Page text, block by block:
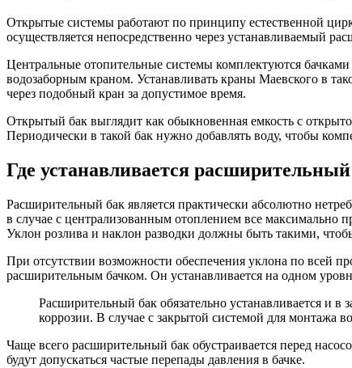
Открытые системы работают по принципу естественной
осуществляется непосредственно через устанавливаемый
Центральные отопительные системы комплектуются
водозаборным краном. Устанавливать краны Маевского в
через подобный кран за допустимое время.
Открытый бак выглядит как обыкновенная емкость с
Периодически в такой бак нужно добавлять воду, чтобы
Где устанавливается
Расширительный бак является практически абсолютно
в случае с централизованным отоплением все максимально
Уклон розлива и наклон разводки должны быть такими,
При отсутствии возможности обеспечения уклона по всей
расширительным бачком. Он устанавливается на одном
Расширительный бак обязательно устанавливается и в
коррозии. В случае с закрытой системой для монтажа
Чаще всего расширительный бак обустраивается перед
будут допускаться частые перепады давления в бачке.